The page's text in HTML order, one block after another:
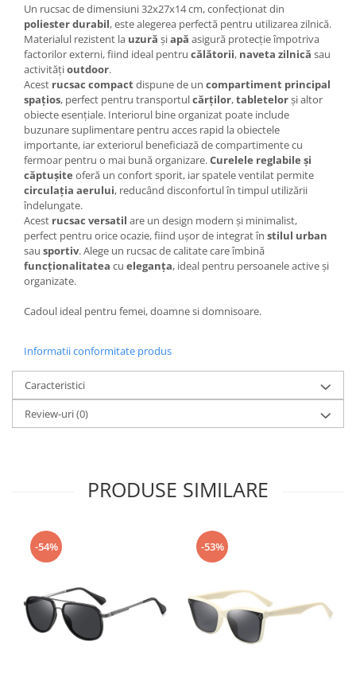
Un rucsac de dimensiuni 32x27x14 cm, confecționat din
poliester durabil, este alegerea perfectă pentru utilizarea zilnică.
Materialul rezistent la uzură șiapă asigură protecție împotriva
factorilor externi, fiind ideal pentru călătorii, naveta zilnică sau
activitățioutdoor.
Acest rucsac compactdispune de un compartiment principal
spațios, perfect pentru transportulcărților,tabletelorși altor
obiecte esențiale. Interiorul bine organizat poate include
buzunare suplimentare pentru acces rapid la obiectele
importante, iar exteriorul beneficiază de compartimente cu
fermoar pentru o mai bună organizare.Curelele reglabile și
căptușite oferă un confort sporit, iar spatele ventilat permite
circulația aerului, reducând disconfortul în timpul utilizării
îndelungate.
Acest rucsac versatil are un design modern și minimalist,
perfect pentru orice ocazie, fiind ușor de integrat în stilul urban
sau sportiv. Alege un rucsac de calitate care îmbină
funcționalitatea cu eleganța, ideal pentru persoanele active și
organizate.
Cadoul ideal pentru femei, doamne si domnisoare.
Informatii conformitate produs
Caracteristici
Review-uri(0)
PRODUSE SIMILARE
-54% -53%